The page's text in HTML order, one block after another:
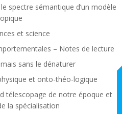
spectre sémantique d’un modèle
et science
– Notes de lecture
sans le dénaturer
et onto-théo-logique
télescopage de notre époque et
la spécialisation